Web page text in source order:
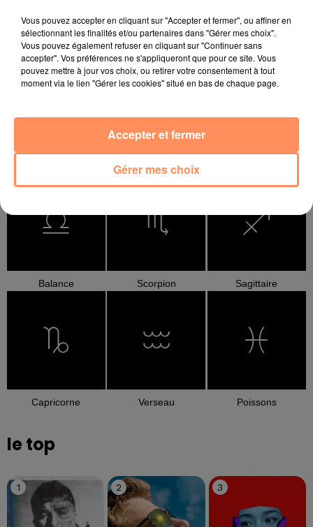
Bélier Taureau Gémeaux
Lion
Balance Scorpion Sagittaire
Capricorne Verseau Poissons
le top
1 2 3
Vous pouvez accepter en cliquant sur "Accepter et fermer", ou affiner en
sélectionnant les finalités et/ou partenaires dans "Gérer mes choix".
Vous pouvez également refuser en cliquant sur "Continuer sans
accepter". Vos préférences ne s'appliqueront que pour ce site. Vous
pouvez mettre à jour vos choix, ou retirer votre consentement à tout
moment via le lien "Gérer les cookies" situé en bas de chaque page.
Gérer mes choix
Accepter et fermer